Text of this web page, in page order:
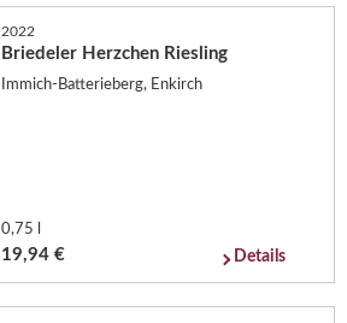
2022
Briedeler Herzchen Riesling
Immich-Batterieberg, Enkirch
0,75 l
19,94 € Details